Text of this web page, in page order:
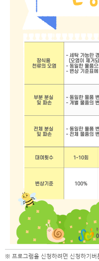
※ 프로그램을 신청하려면 신청하기버